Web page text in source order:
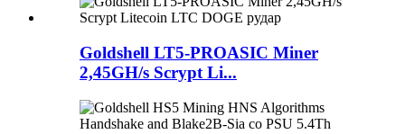
Goldshell LT5-PROASIC Miner
2,45GH/s Scrypt Li...